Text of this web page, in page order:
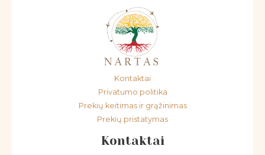
Kontaktai
Privatumo politika
Prekių keitimas ir grąžinimas
Prekių pristatymas
Kontaktai